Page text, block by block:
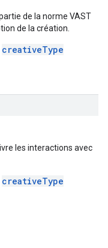
de la norme VAST
de la création.
creativeType
les interactions avec
creativeType